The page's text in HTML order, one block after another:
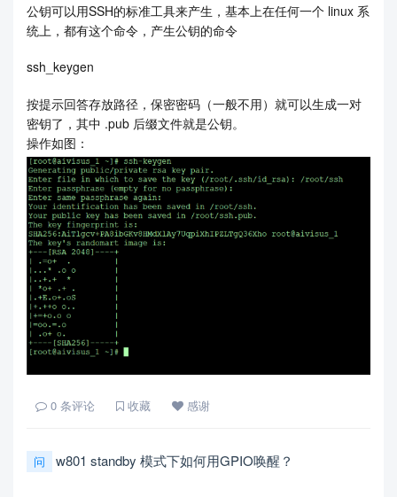
公钥可以用SSH的标准工具来产生，基本上在任何一个 linux 系
统上，都有这个命令，产生公钥的命令
ssh_keygen
按提示回答存放路径，保密密码（一般不用）就可以生成一对
密钥了，其中 .pub 后缀文件就是公钥。
操作如图：
0 条评论 收藏 感谢
问 w801 standby 模式下如何用GPIO唤醒？